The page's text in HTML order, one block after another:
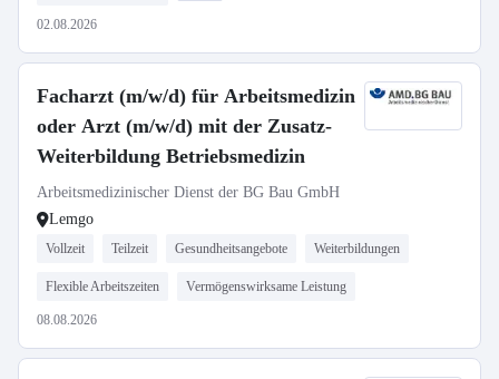
02.08.2026
Facharzt (m/w/d) für Arbeitsmedizin
oder Arzt (m/w/d) mit der Zusatz-
Weiterbildung Betriebsmedizin
Arbeitsmedizinischer Dienst der BG Bau GmbH
Lemgo
Vollzeit Teilzeit Gesundheitsangebote Weiterbildungen
Flexible Arbeitszeiten Vermögenswirksame Leistung
08.08.2026